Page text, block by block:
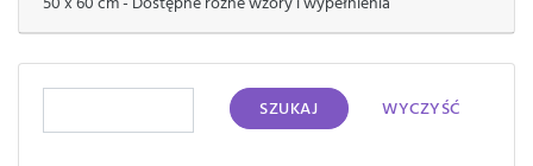
SZUKAJ WYCZYŚĆ